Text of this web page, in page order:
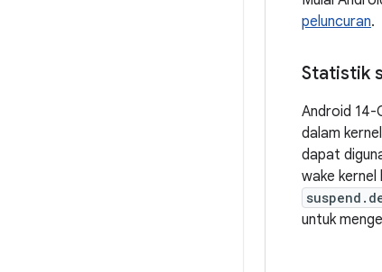
peluncuran.
Statistik
Android 14-
dalam
dapat
wake kernel
untuk